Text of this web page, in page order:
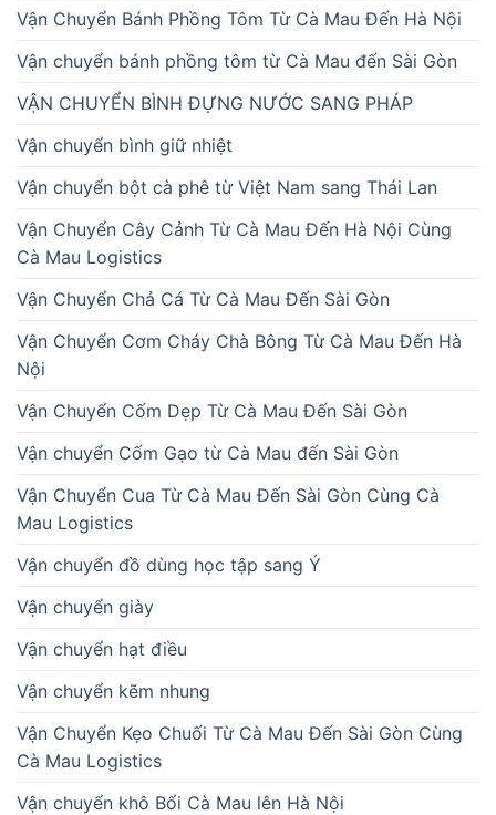
Vận Chuyển Bánh Phồng Tôm Từ Cà Mau Đến Hà Nội
Vận chuyển bánh phồng tôm từ Cà Mau đến Sài Gòn
VẬN CHUYỂN BÌNH ĐỰNG NƯỚC SANG PHÁP
Vận chuyển bình giữ nhiệt
Vận chuyển bột cà phê từ Việt Nam sang Thái Lan
Vận Chuyển Cây Cảnh Từ Cà Mau Đến Hà Nội Cùng
Cà Mau Logistics
Vận Chuyển Chả Cá Từ Cà Mau Đến Sài Gòn
Vận Chuyển Cơm Cháy Chà Bông Từ Cà Mau Đến Hà
Nội
Vận Chuyển Cốm Dẹp Từ Cà Mau Đến Sài Gòn
Vận chuyển Cốm Gạo từ Cà Mau đến Sài Gòn
Vận Chuyển Cua Từ Cà Mau Đến Sài Gòn Cùng Cà
Mau Logistics
Vận chuyển đồ dùng học tập sang Ý
Vận chuyển giày
Vận chuyển hạt điều
Vận chuyển kẽm nhung
Vận Chuyển Kẹo Chuối Từ Cà Mau Đến Sài Gòn Cùng
Cà Mau Logistics
Vận chuyển khô Bổi Cà Mau lên Hà Nội